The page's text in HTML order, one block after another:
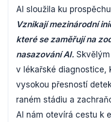
AI sloužila ku
Vznikají mezinárodní
které se zaměřují na
nasazování AI.
v lékařské diagnostice,
vysokou přesností
raném stádiu a
AI nám otevírá cestu k